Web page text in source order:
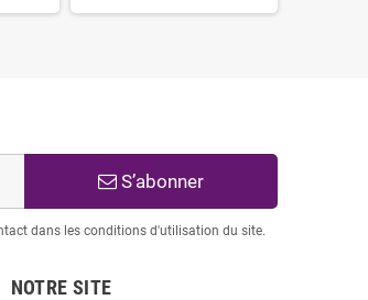
S’abonner
dans les conditions d'utilisation du site.
NOTRE SITE